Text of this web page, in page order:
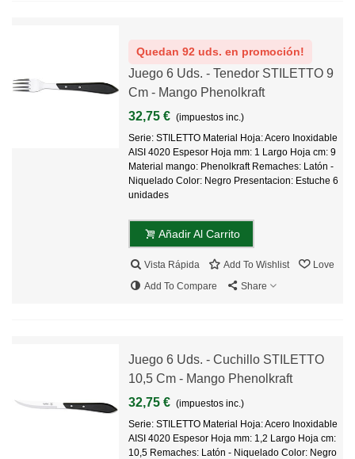
Quedan 92 uds. en promoción!
Juego 6 Uds. - Tenedor STILETTO 9
Cm - Mango Phenolkraft
32,75 € (impuestos inc.)
Serie: STILETTO Material Hoja: Acero Inoxidable
AISI 4020 Espesor Hoja mm: 1 Largo Hoja cm: 9
Material mango: Phenolkraft Remaches: Latón -
Niquelado Color: Negro Presentacion: Estuche 6
unidades
Añadir Al Carrito
Vista Rápida Add To Wishlist
Love
Add To Compare
Share
Juego 6 Uds. - Cuchillo STILETTO
10,5 Cm - Mango Phenolkraft
32,75 € (impuestos inc.)
Serie: STILETTO Material Hoja: Acero Inoxidable
AISI 4020 Espesor Hoja mm: 1,2 Largo Hoja cm:
10,5 Remaches: Latón - Niquelado Color: Negro